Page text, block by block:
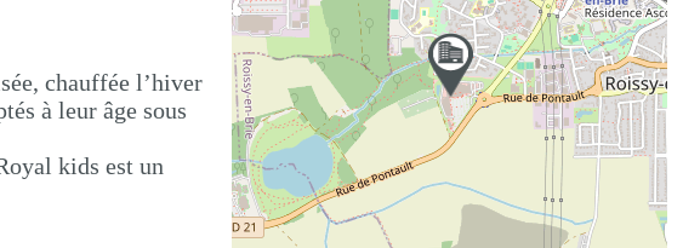
chauffée l’hiver
à leur âge sous
kids est un